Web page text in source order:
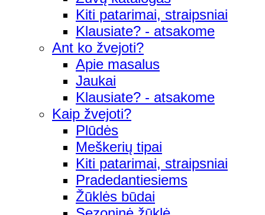
Kiti patarimai, straipsniai
Klausiate? - atsakome
Ant ko žvejoti?
Apie masalus
Jaukai
Klausiate? - atsakome
Kaip žvejoti?
Plūdės
Meškerių tipai
Kiti patarimai, straipsniai
Pradedantiesiems
Žūklės būdai